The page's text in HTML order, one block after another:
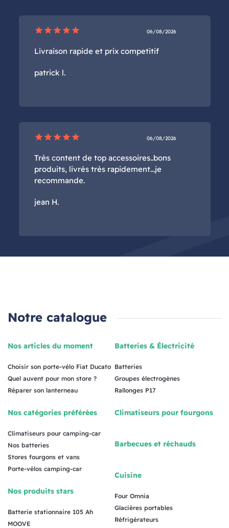
star star star star star 06/08/2026
Livraison rapide et prix competitif
patrick l.
star star star star star 06/08/2026
Très content de top accessoires..bons
produits, livrés très rapidement...je
recommande.
jean H.
Notre catalogue
Nos articles du moment
Choisir son porte-vélo Fiat Ducato
Quel auvent pour mon store ?
Réparer son lanterneau
Nos catégories préférées
Climatiseurs pour camping-car
Nos batteries
Stores fourgons et vans
Porte-vélos camping-car
Nos produits stars
Batterie stationnaire 105 Ah
MOOVE
Batteries & Électricité
Batteries
Groupes électrogènes
Rallonges P17
Climatiseurs pour fourgons
Barbecues et réchauds
Cuisine
Four Omnia
Glacières portables
Réfrigérateurs